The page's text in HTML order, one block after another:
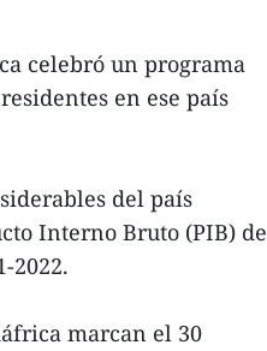
celebró un programa
en ese país
del país
Interno Bruto (PIB) de
2022.
marcan el 30